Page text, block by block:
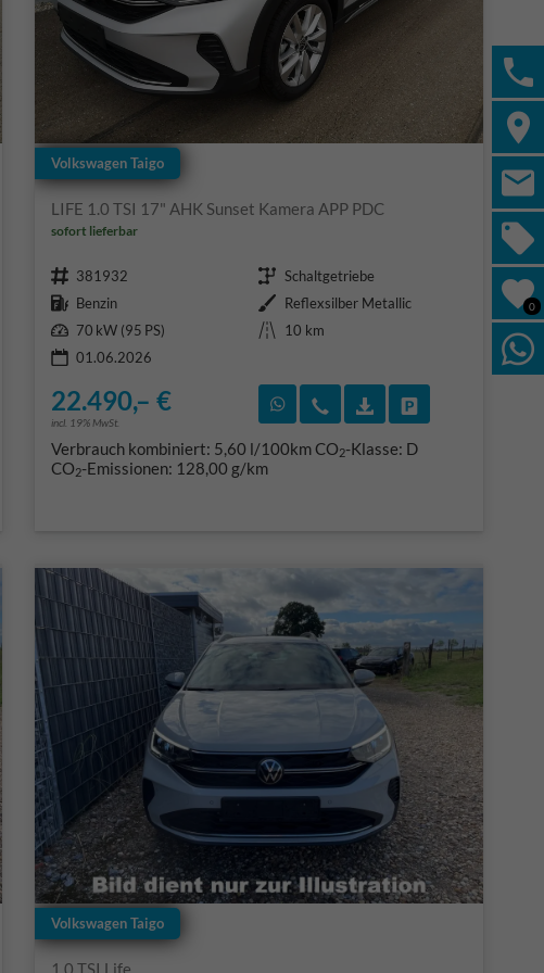
(PDF)
parken
Volkswagen Taigo
LIFE 1.0 TSI 17" AHK Sunset Kamera APP PDC
sofort lieferbar
Fahrzeugnr. 381932 Getriebe Schaltgetriebe
Kraftstoff Benzin Außenfarbe Reflexsilber Metallic
Leistung 70 kW (95 PS) Kilometerstand
10 km
01.06.2026
22.490,– €
incl. 19% MwSt.
Rückruf vereinbaren
Wir rufen Sie an
Fahrzeugexposé
Verbrauch kombiniert: 5,60 l/100kmCO2-Klasse: D
CO2-Emissionen: 128,00 g/km
Volkswagen Taigo
1.0 TSI Life
0